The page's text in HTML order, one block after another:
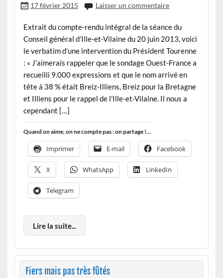
17 février 2015 Laisser un commentaire
Extrait du compte-rendu intégral de la séance du
Conseil général d’Ille-et-Vilaine du 20 juin 2013, voici
le verbatim d’une intervention du Président Tourenne
: « J’aimerais rappeler que le sondage Ouest-France a
recueilli 9.000 expressions et que le nom arrivé en
tête à 38 % était Breiz-Illiens, Breiz pour la Bretagne
et Illiens pour le rappel de l’Ille-et-Vilaine. Il nous a
cependant […]
Quand on aime, on ne compte pas : on partage !...
Imprimer E-mail Facebook
X WhatsApp LinkedIn
Telegram
Lire la suite...
Fiers mais pas très fûtés